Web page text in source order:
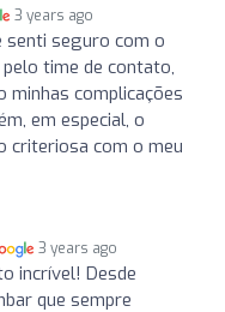
3 years ago
senti seguro com o
time de contato,
minhas complicações
em especial, o
criteriosa com o meu
3 years ago
incrível! Desde
que sempre